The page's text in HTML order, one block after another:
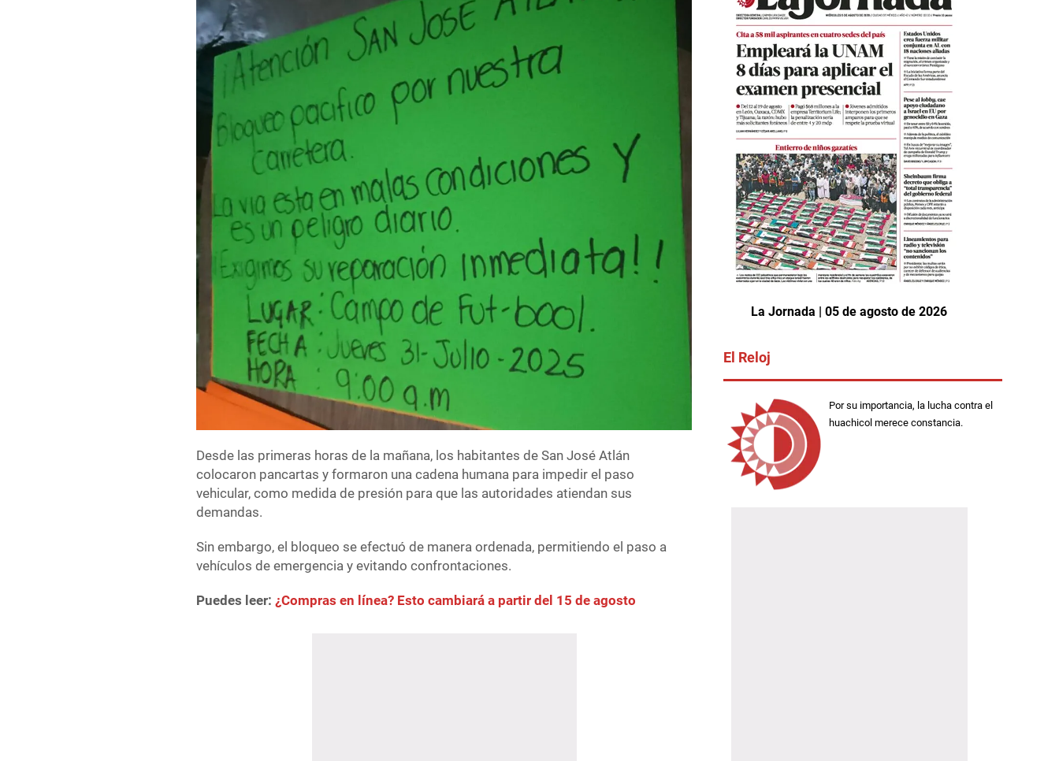
Desde las primeras horas de la mañana, los habitantes de San José Atlán
colocaron pancartas y formaron una cadena humana para impedir el paso
vehicular, como medida de presión para que las autoridades atiendan sus
demandas.
Sin embargo, el bloqueo se efectuó de manera ordenada, permitiendo el paso a
vehículos de emergencia y evitando confrontaciones.
Puedes leer: ¿Compras en línea? Esto cambiará a partir del 15 de agosto
La Jornada | 05 de agosto de 2026
El Reloj
Por su importancia, la lucha contra el
huachicol merece constancia.